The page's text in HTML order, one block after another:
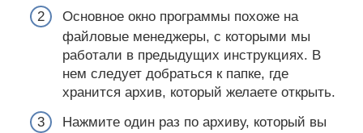
Основное окно программы похоже на
файловые менеджеры, с которыми мы
работали в предыдущих инструкциях. В
нем следует добраться к папке, где
хранится архив, который желаете открыть.
Нажмите один раз по архиву, который вы